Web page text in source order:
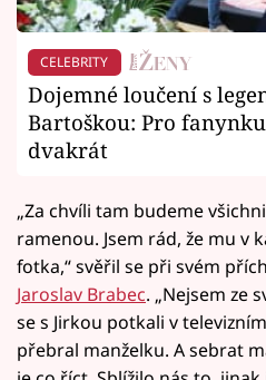
CELEBRITY
Dojemné loučení s
Bartoškou: Pro
dvakrát
„Za chvíli tam budeme
ramenou. Jsem rád, že mu v
fotka,“ svěřil se při svém
Jaroslav Brabec. „Nejsem ze
se s Jirkou potkali v
přebral manželku. A sebrat